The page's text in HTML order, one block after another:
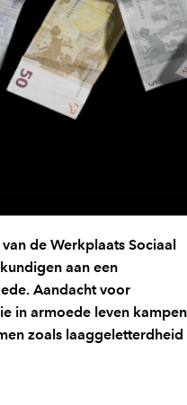
de Werkplaats Sociaal
aan een
Aandacht voor
in armoede leven kampen
zoals laaggeletterdheid